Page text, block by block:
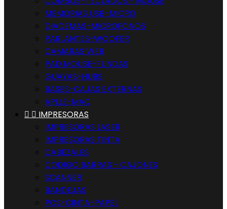
MEMORIAS USB-MICRO
DIADEMAS-MICROFONOS
PARLANTES-WOOFER
CAMARAS WEB
PAD MOUSE-FUNDAS
GUAYAS-HUBS
BASES-CAJAS EXTERNAS
APLLE-MAC
  IMPRESORAS
IMPRESORAS LASER
IMPRESORAS TINTA
CABEZALES
CODIGO BARRAS - CAJONES
SCANNER
BANDEJAS
POS-CINTA-PAPEL